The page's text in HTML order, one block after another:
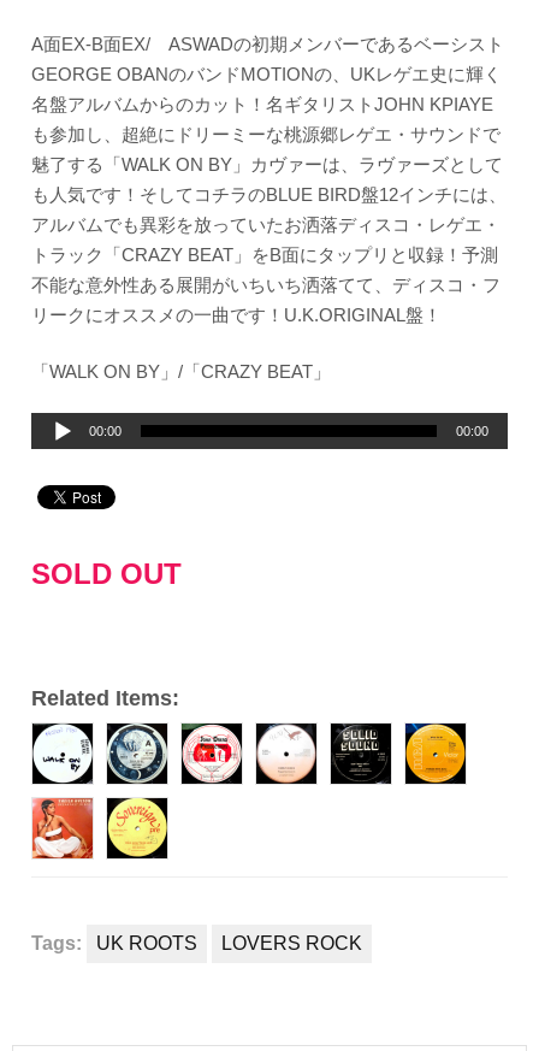
A面EX-B面EX/ ASWADの初期メンバーであるベーシスト
GEORGE OBANのバンドMOTIONの、UKレゲエ史に輝く
名盤アルバムからのカット！名ギタリストJOHN KPIAYE
も参加し、超絶にドリーミーな桃源郷レゲエ・サウンドで
魅了する「WALK ON BY」カヴァーは、ラヴァーズとして
も人気です！そしてコチラのBLUE BIRD盤12インチには、
アルバムでも異彩を放っていたお洒落ディスコ・レゲエ・
トラック「CRAZY BEAT」をB面にタップリと収録！予測
不能な意外性ある展開がいちいち洒落てて、ディスコ・フ
リークにオススメの一曲です！U.K.ORIGINAL盤！
「WALK ON BY」/「CRAZY BEAT」
プ
ヤ
00:00 00:00
SOLD OUT
Related Items:
Tags: UK ROOTS LOVERS ROCK